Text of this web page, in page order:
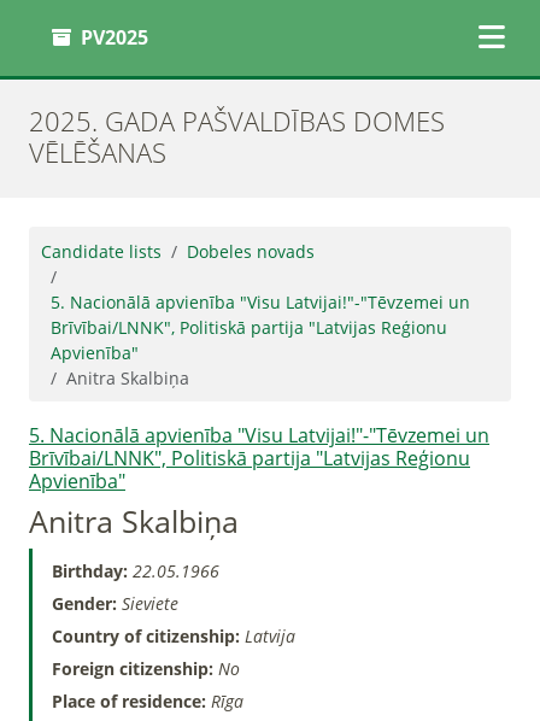
PV2025
2025. GADA PAŠVALDĪBAS DOMES
VĒLĒŠANAS
Candidate lists Dobeles novads
5. Nacionālā apvienība "Visu Latvijai!"-"Tēvzemei un
Brīvībai/LNNK", Politiskā partija "Latvijas Reģionu
Apvienība"
Anitra Skalbiņa
5. Nacionālā apvienība "Visu Latvijai!"-"Tēvzemei un
Brīvībai/LNNK", Politiskā partija "Latvijas Reģionu
Apvienība"
Anitra Skalbiņa
Birthday: 22.05.1966
Gender: Sieviete
Country of citizenship: Latvija
Foreign citizenship: No
Place of residence: Rīga